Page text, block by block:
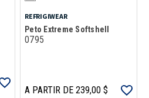
REFRIGIWEAR
Peto Extreme Softshell
0795
A PARTIR DE 239,00 $